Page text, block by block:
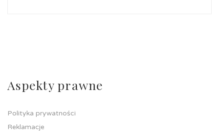
Aspekty prawne
Polityka prywatności
Reklamacje